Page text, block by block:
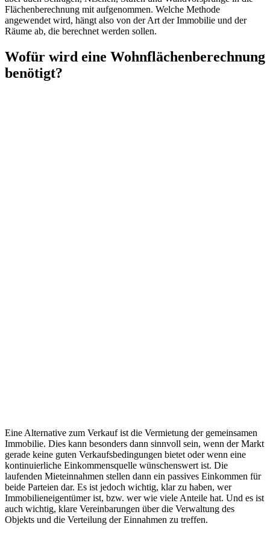
Flächenberechnung mit aufgenommen. Welche Methode
angewendet wird, hängt also von der Art der Immobilie und der
Räume ab, die berechnet werden sollen.
Wofür wird eine Wohnflächenberechnung
benötigt?
Eine Alternative zum Verkauf ist die Vermietung der gemeinsamen
Immobilie. Dies kann besonders dann sinnvoll sein, wenn der Markt
gerade keine guten Verkaufsbedingungen bietet oder wenn eine
kontinuierliche Einkommensquelle wünschenswert ist. Die
laufenden Mieteinnahmen stellen dann ein passives Einkommen für
beide Parteien dar. Es ist jedoch wichtig, klar zu haben, wer
Immobilieneigentümer ist, bzw. wer wie viele Anteile hat. Und es ist
auch wichtig, klare Vereinbarungen über die Verwaltung des
Objekts und die Verteilung der Einnahmen zu treffen.